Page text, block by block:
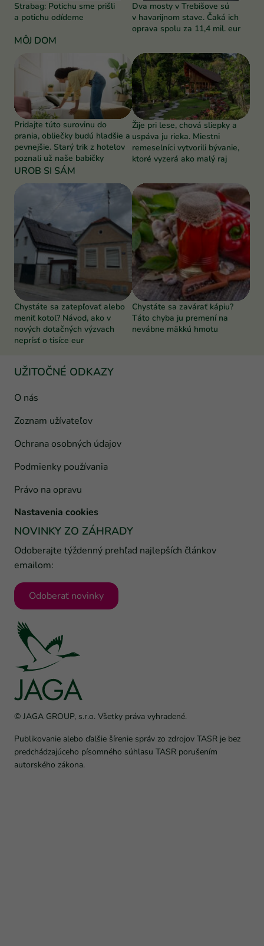
Strabag: Potichu sme prišli
a potichu odídeme
Dva mosty v Trebišove sú
v havarijnom stave. Čaká ich
oprava spolu za 11,4 mil. eur
MÔJ DOM
Pridajte túto surovinu do
prania, obliečky budú hladšie a
pevnejšie. Starý trik z hotelov
poznali už naše babičky
Žije pri lese, chová sliepky a
uspáva ju rieka. Miestni
remeselníci vytvorili bývanie,
ktoré vyzerá ako malý raj
UROB SI SÁM
Chystáte sa zatepľovať alebo
meniť kotol? Návod, ako v
nových dotačných výzvach
neprísť o tisíce eur
Chystáte sa zavárať kápiu?
Táto chyba ju premení na
nevábne mäkkú hmotu
© JAGA GROUP, s.r.o. Všetky práva vyhradené.
Publikovanie alebo ďalšie šírenie správ zo zdrojov TASR je bez
predchádzajúceho písomného súhlasu TASR porušením
autorského zákona.
UŽITOČNÉ ODKAZY
O nás
Zoznam užívateľov
Ochrana osobných údajov
Podmienky používania
Právo na opravu
Nastavenia cookies
NOVINKY ZO ZÁHRADY
Odoberajte týždenný prehľad najlepších článkov
emailom:
Odoberať novinky